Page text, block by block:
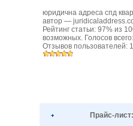
юридична адреса спд
автор —
Рейтинг статьи:97% из
возможных. Голосов
Отзывов пользователей:
Прайс-лист: